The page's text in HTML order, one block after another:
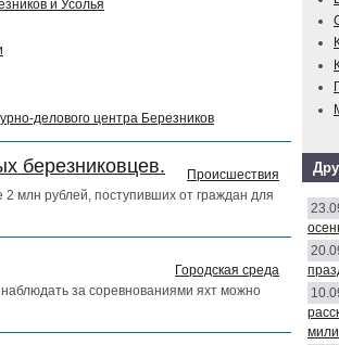
и Усолья
делового центра Березников
березниковцев.
Происшествия
млн рублей, поступивших от граждан для
Городская среда
за соревнованиями яхт можно